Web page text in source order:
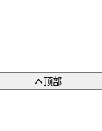
顶部